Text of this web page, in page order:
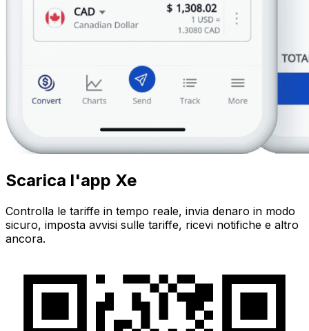
Scarica l'app Xe
Controlla le tariffe in tempo reale, invia denaro in modo
sicuro, imposta avvisi sulle tariffe, ricevi notifiche e altro
ancora.